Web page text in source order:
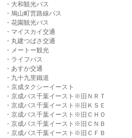
・大和観光バス
・鳩山町営路線バス
・花園観光バス
・マイスカイ交通
・丸建つばさ交通
・メートー観光
・ライフバス
・あすか交通
・九十九里鐵道
・京成タクシーイースト
・京成バス千葉イースト※旧ＮＲＴ
・京成バス千葉イースト※旧ＫＳＥ
・京成バス千葉イースト※旧ＣＨＯ
・京成バス千葉イースト※旧ＣＮＢ
・京成バス千葉イースト※旧ＣＦＢ